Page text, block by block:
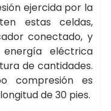
ejercida por la
estas celdas,
conectado, y
energía eléctrica
de cantidades.
compresión es
de 30 pies.